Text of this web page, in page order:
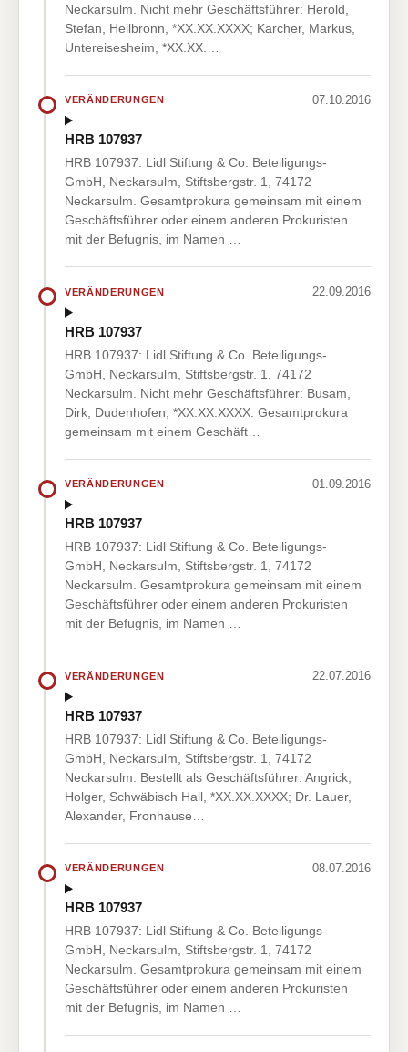
Neckarsulm. Nicht mehr Geschäftsführer: Herold,
Stefan, Heilbronn, *XX.XX.XXXX; Karcher, Markus,
Untereisesheim, *XX.XX.…
VERÄNDERUNGEN 07.10.2016
HRB 107937
HRB 107937: Lidl Stiftung & Co. Beteiligungs-
GmbH, Neckarsulm, Stiftsbergstr. 1, 74172
Neckarsulm. Gesamtprokura gemeinsam mit einem
Geschäftsführer oder einem anderen Prokuristen
mit der Befugnis, im Namen …
VERÄNDERUNGEN 22.09.2016
HRB 107937
HRB 107937: Lidl Stiftung & Co. Beteiligungs-
GmbH, Neckarsulm, Stiftsbergstr. 1, 74172
Neckarsulm. Nicht mehr Geschäftsführer: Busam,
Dirk, Dudenhofen, *XX.XX.XXXX. Gesamtprokura
gemeinsam mit einem Geschäft…
VERÄNDERUNGEN 01.09.2016
HRB 107937
HRB 107937: Lidl Stiftung & Co. Beteiligungs-
GmbH, Neckarsulm, Stiftsbergstr. 1, 74172
Neckarsulm. Gesamtprokura gemeinsam mit einem
Geschäftsführer oder einem anderen Prokuristen
mit der Befugnis, im Namen …
VERÄNDERUNGEN 22.07.2016
HRB 107937
HRB 107937: Lidl Stiftung & Co. Beteiligungs-
GmbH, Neckarsulm, Stiftsbergstr. 1, 74172
Neckarsulm. Bestellt als Geschäftsführer: Angrick,
Holger, Schwäbisch Hall, *XX.XX.XXXX; Dr. Lauer,
Alexander, Fronhause…
VERÄNDERUNGEN 08.07.2016
HRB 107937
HRB 107937: Lidl Stiftung & Co. Beteiligungs-
GmbH, Neckarsulm, Stiftsbergstr. 1, 74172
Neckarsulm. Gesamtprokura gemeinsam mit einem
Geschäftsführer oder einem anderen Prokuristen
mit der Befugnis, im Namen …